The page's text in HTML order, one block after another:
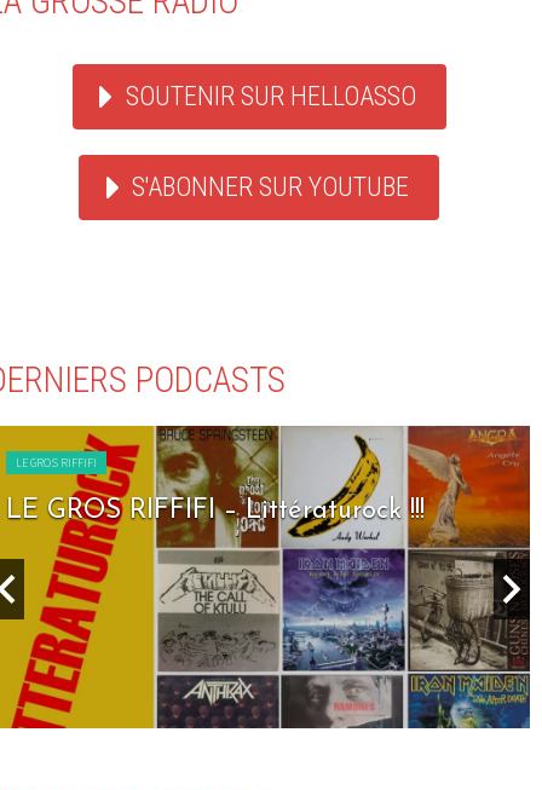
SOUTENIR SUR HELLOASSO
S'ABONNER SUR YOUTUBE
PODCASTS
LE GROS RIFFIFI
LE GROS RIFFIFI – Littératurock !!!